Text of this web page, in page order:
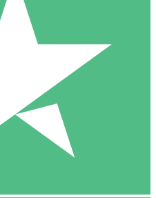
Individuels
de téléchargement. Sans
10 00